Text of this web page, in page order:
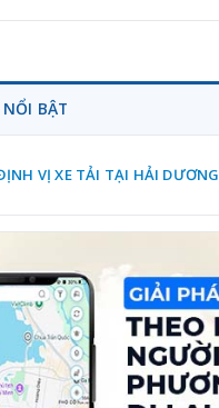
BẬT
VỊ XE TẢI TẠI HẢI DƯƠNG